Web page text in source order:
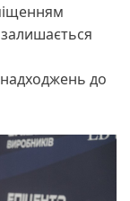
до